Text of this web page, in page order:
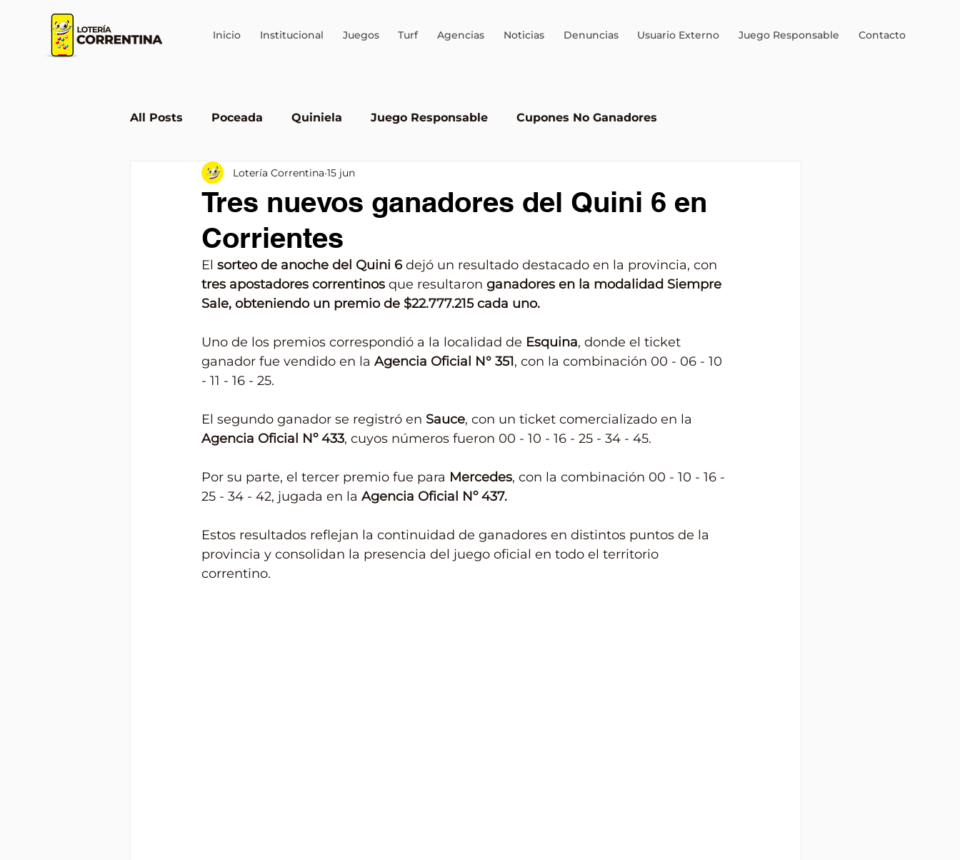
Inicio Institucional Juegos Turf Agencias Noticias Denuncias Usuario Externo Juego Responsable Contacto
All Posts Poceada Quiniela Juego Responsable Cupones No Ganadores
Lotería en Corrientes Quini 6
Tres nuevos ganadores del Quini 6 en
Corrientes
Lotería Correntina 15 jun
El sorteo de anoche del Quini 6 dejó un resultado destacado en la provincia, con
tres apostadores correntinos que resultaron ganadores en la modalidad Siempre
Sale, obteniendo un premio de $22.777.215 cada uno.
Uno de los premios correspondió a la localidad de Esquina, donde el ticket
ganador fue vendido en la Agencia Oficial N° 351, con la combinación 00 - 06 - 10
- 11 - 16 - 25.
El segundo ganador se registró en Sauce, con un ticket comercializado en la
Agencia Oficial Nº 433, cuyos números fueron 00 - 10 - 16 - 25 - 34 - 45.
Por su parte, el tercer premio fue para Mercedes, con la combinación 00 - 10 - 16 -
25 - 34 - 42, jugada en la Agencia Oficial Nº 437.
Estos resultados reflejan la continuidad de ganadores en distintos puntos de la
provincia y consolidan la presencia del juego oficial en todo el territorio
correntino.